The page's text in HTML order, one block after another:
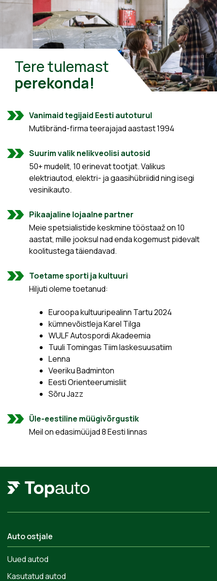
Tere tulemast
perekonda!
Vanimaid tegijaid Eesti autoturul
Mutlibränd-firma teerajajad aastast 1994
Suurim valik nelikveolisi autosid
50+ mudelit, 10 erinevat tootjat. Valikus
elektriautod, elektri- ja gaasihübriidid ning isegi
vesinikauto.
Pikaajaline lojaalne partner
Meie spetsialistide keskmine tööstaaž on 10
aastat, mille jooksul nad enda kogemust pidevalt
koolitustega täiendavad.
Toetame sporti ja kultuuri
Hiljuti oleme toetanud:
Euroopa kultuuripealinn Tartu 2024
kümnevõistleja Karel Tilga
WULF Autospordi Akadeemia
Tuuli Tomingas Tiim laskesuusatiim
Lenna
Veeriku Badminton
Eesti Orienteerumisliit
Sõru Jazz
Üle-eestiline müügivõrgustik
Meil on edasimüüjad 8 Eesti linnas
Auto ostjale
Uued autod
Kasutatud autod